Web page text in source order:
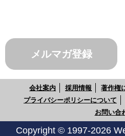
メルマガ登録
会社案内 採用情報 著作権
プライバシーポリシーについて
お問い合
Copyright © 1997-2026